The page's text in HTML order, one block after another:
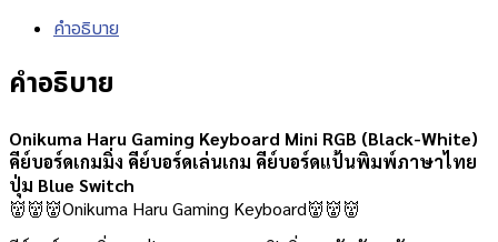
คำอธิบาย
คำอธิบาย
Onikuma Haru Gaming Keyboard Mini RGB (Black-White)
คีย์บอร์ดเกมมิ่ง คีย์บอร์ดเล่นเกม คีย์บอร์ดแป้นพิมพ์ภาษาไทย
ปุ่ม Blue Switch
👹👹👹Onikuma Haru Gaming Keyboard👹👹👹